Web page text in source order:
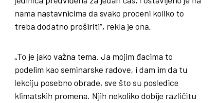
nama nastavnicima da svako proceni koliko to
treba dodatno proširiti“, rekla je ona.
„To je jako važna tema. Ja mojim đacima to
podelim kao seminarske radove, i dam im da tu
lekciju posebno obrade, sve što su posledice
klimatskih promena. Njih nekoliko dobije različitu